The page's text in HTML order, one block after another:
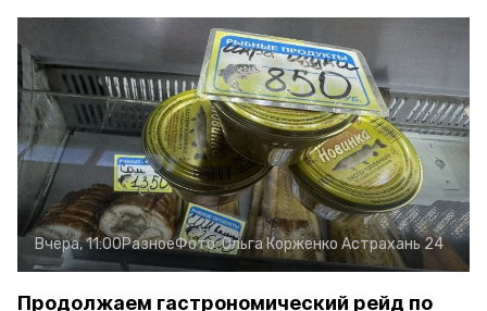
Вчера, 11:00РазноеФото:Ольга Корженко Астрахань 24
Продолжаем гастрономический рейд по